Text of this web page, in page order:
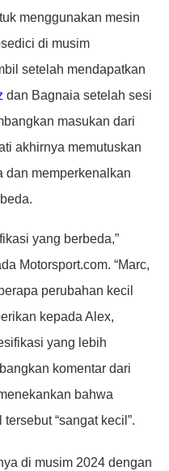
menggunakan mesin
di musim
setelah mendapatkan
dan Bagnaia setelah sesi
masukan dari
akhirnya memutuskan
dan memperkenalkan
yang berbeda,”
Motorsport.com. “Marc,
perubahan kecil
kepada Alex,
yang lebih
komentar dari
bahwa
“sangat kecil”.
di musim 2024 dengan